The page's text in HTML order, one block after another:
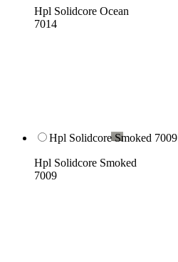
Hpl Solidcore Ocean
7014
Hpl Solidcore Smoked 7009
Hpl Solidcore Smoked
7009